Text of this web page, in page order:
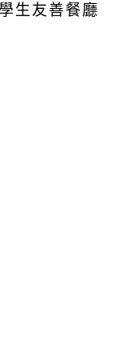
生友善餐廳